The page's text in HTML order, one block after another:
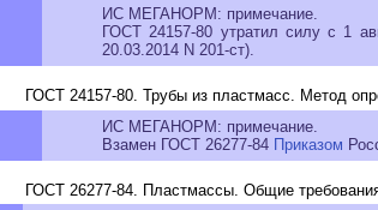
ИС МЕГАНОРМ: примечание.
ГОСТ 24157-80 утратил силу с 1
20.03.2014 N 201-ст).
ГОСТ 24157-80. Трубы из пластмасс. Метод
ИС МЕГАНОРМ: примечание.
Взамен ГОСТ 26277-84 Приказом
ГОСТ 26277-84. Пластмассы. Общие